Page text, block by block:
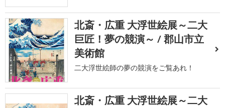
北斎・広重 大浮世絵展～二大
巨匠！夢の競演～ / 郡山市立
美術館
二大浮世絵師の夢の競演をご覧あれ！
北斎・広重 大浮世絵展～二大